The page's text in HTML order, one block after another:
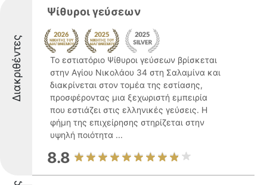
Διακριθέντες
Ψίθυροι γεύσεων
Το εστιατόριο Ψίθυροι γεύσεων βρίσκεται
στην Αγίου Νικολάου 34 στη Σαλαμίνα και
διακρίνεται στον τομέα της εστίασης,
προσφέροντας μια ξεχωριστή εμπειρία
που εστιάζει στις ελληνικές γεύσεις. Η
φήμη της επιχείρησης στηρίζεται στην
υψηλή ποιότητα ...
8.8